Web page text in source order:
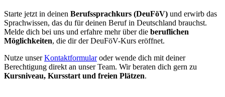
Starte jetzt in deinen Berufssprachkurs (DeuFöV) und erwirb das
Sprachwissen, das du für deinen Beruf in Deutschland brauchst.
Melde dich bei uns und erfahre mehr über die beruflichen
Möglichkeiten, die dir der DeuFöV-Kurs eröffnet.
Nutze unserKontaktformularoder wende dich mit deiner
Berechtigung direkt an unser Team. Wir beraten dich gern zu
Kursniveau, Kursstart und freien Plätzen.